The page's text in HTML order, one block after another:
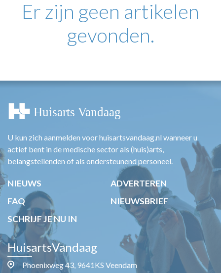
NHG
LHV
OPINIE
TARIEVEN
MEDISCHE VAKHANDEL
REGISTRATIE
Er zijn geen artikelen
gevonden.
U kun zich aanmelden voor huisartsvandaag.nl wanneer u
actief bent in de medische sector als (huis)arts,
belangstellenden of als ondersteunend personeel.
NIEUWS
ADVERTEREN
FAQ
NIEUWSBRIEF
SCHRIJF JE NU IN
HuisartsVandaag
Phoenixweg 43, 9641KS Veendam